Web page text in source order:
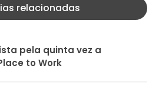
relacionadas
pela quinta vez a
to Work